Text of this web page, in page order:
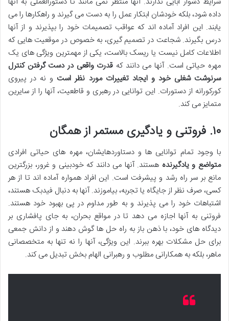
داده شود، بلکه خودشان ابتکار عمل را به دست می گیرند و راهکارها را می
یابند. این افراد آماده اند که عواقب تصمیمات خود را بپذیرند و از آنها
درس بگیرند. شجاعت در تصمیم گیری، به خصوص در موقعیت هایی که
اطلاعات کامل نیست یا ریسک بالاست، یکی از مهمترین ویژگی های یک
مهره حیاتی است. آنها می دانند که قدرت واقعی در دست گرفتن کنترل
سرنوشت شغلی خود و ایجاد تغییرات مورد نظر است و نه در پیروی
کورکورانه از دستورات. این توانایی در رهبری و قاطعیت، آنها را از سایرین
متمایز می کند.
۱۰. فروتنی و یادگیری مستمر از همگان
با وجود تمام توانایی ها و دستاوردهایشان، مهره های حیاتی افرادی
متواضع و یادگیرنده هستند. آنها می دانند که خودبینی و غرور، بزرگترین
مانع بر سر راه رشد و پیشرفت است. این افراد همواره آماده اند تا از هر
کسی، صرف نظر از جایگاه یا تجربه، بیاموزند. آنها به دنبال فیدبک هستند،
اشتباهات خود را می پذیرند و به طور مداوم در پی بهبود خود هستند.
فروتنی به آنها اجازه می دهد تا در مواقع بحران، به جای پافشاری بر
دیدگاه های خود، با ذهن باز به راه حل ها گوش دهند و از دانش جمعی
برای حل مشکلات بهره ببرند. این ویژگی، آنها را نه تنها به متخصصانی
ماهر، بلکه به همکارانی مطلوب و رهبرانی الهام بخش تبدیل می کند.